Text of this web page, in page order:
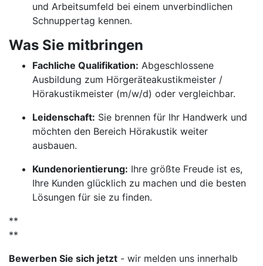
und Arbeitsumfeld bei einem unverbindlichen
Schnuppertag kennen.
Was Sie mitbringen
Fachliche Qualifikation: Abgeschlossene
Ausbildung zum Hörgeräteakustikmeister /
Hörakustikmeister (m/w/d) oder vergleichbar.
Leidenschaft: Sie brennen für Ihr Handwerk und
möchten den Bereich Hörakustik weiter
ausbauen.
Kundenorientierung: Ihre größte Freude ist es,
Ihre Kunden glücklich zu machen und die besten
Lösungen für sie zu finden.
**
**
Bewerben Sie sich jetzt - wir melden uns innerhalb